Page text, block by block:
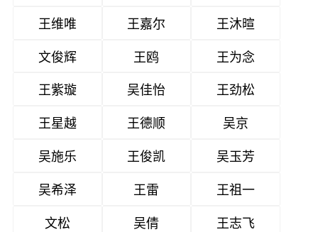
王维唯
王嘉尔
王沐暄
文俊辉
王鸥
王为念
王紫璇
吴佳怡
王劲松
王星越
王德顺
吴京
吴施乐
王俊凯
吴玉芳
吴希泽
王雷
王祖一
文松
吴倩
王志飞